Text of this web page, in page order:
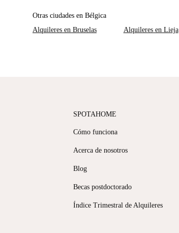
Otras ciudades en Bélgica
Alquileres en Bruselas
Alquileres en Lieja
SPOTAHOME
Cómo funciona
Acerca de nosotros
Blog
Becas postdoctorado
Índice Trimestral de Alquileres